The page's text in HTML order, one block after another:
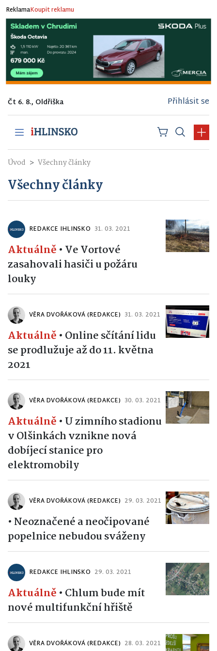
ReklamaKoupit reklamu
Čt 6. 8., Oldřiška Přihlásit se
Úvod Všechny články
Všechny články
REDAKCE IHLINSKO 31. 03. 2021
Aktuálně • Ve Vortové
zasahovali hasiči u požáru
louky
VĚRA DVOŘÁKOVÁ (REDAKCE) 31. 03. 2021
Aktuálně • Online sčítání lidu
se prodlužuje až do 11. května
2021
VĚRA DVOŘÁKOVÁ (REDAKCE) 30. 03. 2021
Aktuálně • U zimního stadionu
v Olšinkách vznikne nová
dobíjecí stanice pro
elektromobily
VĚRA DVOŘÁKOVÁ (REDAKCE) 29. 03. 2021
• Neoznačené a neočipované
popelnice nebudou sváženy
REDAKCE IHLINSKO 29. 03. 2021
Aktuálně • Chlum bude mít
nové multifunkční hřiště
VĚRA DVOŘÁKOVÁ (REDAKCE) 28. 03. 2021